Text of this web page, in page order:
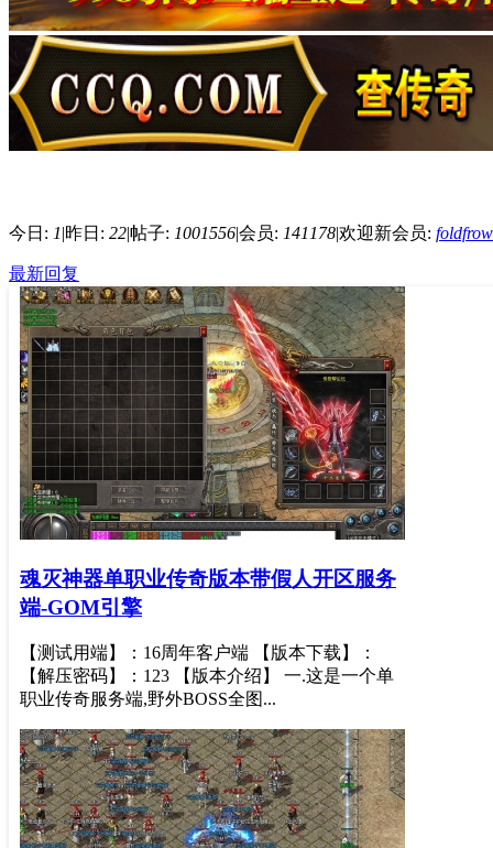
今日: 1|昨日: 22|帖子: 1001556|会员: 141178|欢迎新会员:
最新回复
魂灭神器单职业传奇版本带假人开区服务
端-GOM引擎
【测试用端】：16周年客户端 【版本下载】：
【解压密码】：123 【版本介绍】 一.这是一个单
职业传奇服务端,野外BOSS全图...